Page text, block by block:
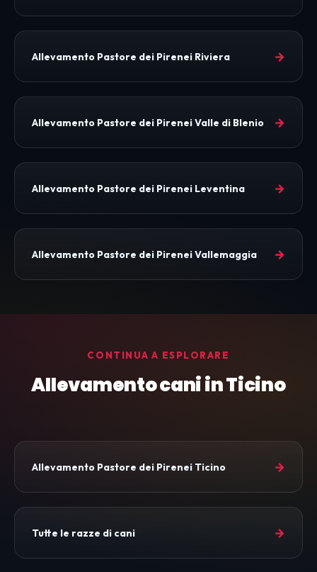
Allevamento Pastore dei Pirenei Riviera →
Allevamento Pastore dei Pirenei Valle di Blenio →
Allevamento Pastore dei Pirenei Leventina →
Allevamento Pastore dei Pirenei Vallemaggia →
CONTINUA A ESPLORARE
Allevamento cani in Ticino
Allevamento Pastore dei Pirenei Ticino →
Tutte le razze di cani →